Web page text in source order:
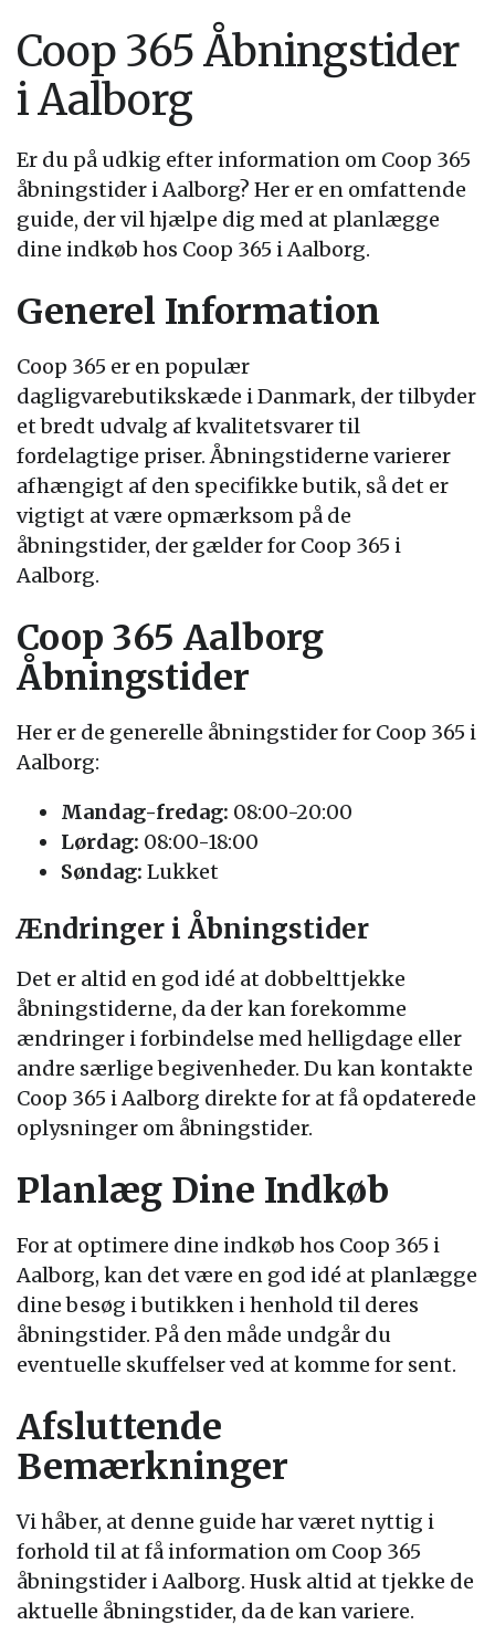
Coop 365 Åbningstider
i Aalborg
Er du på udkig efter information om Coop 365
åbningstider i Aalborg? Her er en omfattende
guide, der vil hjælpe dig med at planlægge
dine indkøb hos Coop 365 i Aalborg.
Generel Information
Coop 365 er en populær
dagligvarebutikskæde i Danmark, der tilbyder
et bredt udvalg af kvalitetsvarer til
fordelagtige priser. Åbningstiderne varierer
afhængigt af den specifikke butik, så det er
vigtigt at være opmærksom på de
åbningstider, der gælder for Coop 365 i
Aalborg.
Coop 365 Aalborg
Åbningstider
Her er de generelle åbningstider for Coop 365 i
Aalborg:
Mandag-fredag: 08:00-20:00
Lørdag: 08:00-18:00
Søndag: Lukket
Ændringer i Åbningstider
Det er altid en god idé at dobbelttjekke
åbningstiderne, da der kan forekomme
ændringer i forbindelse med helligdage eller
andre særlige begivenheder. Du kan kontakte
Coop 365 i Aalborg direkte for at få opdaterede
oplysninger om åbningstider.
Planlæg Dine Indkøb
For at optimere dine indkøb hos Coop 365 i
Aalborg, kan det være en god idé at planlægge
dine besøg i butikken i henhold til deres
åbningstider. På den måde undgår du
eventuelle skuffelser ved at komme for sent.
Afsluttende
Bemærkninger
Vi håber, at denne guide har været nyttig i
forhold til at få information om Coop 365
åbningstider i Aalborg. Husk altid at tjekke de
aktuelle åbningstider, da de kan variere.